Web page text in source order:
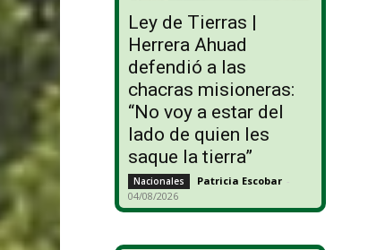
Ley de Tierras |
Herrera Ahuad
defendió a las
chacras misioneras:
“No voy a estar del
lado de quien les
saque la tierra”
Nacionales Patricia Escobar -
04/08/2026